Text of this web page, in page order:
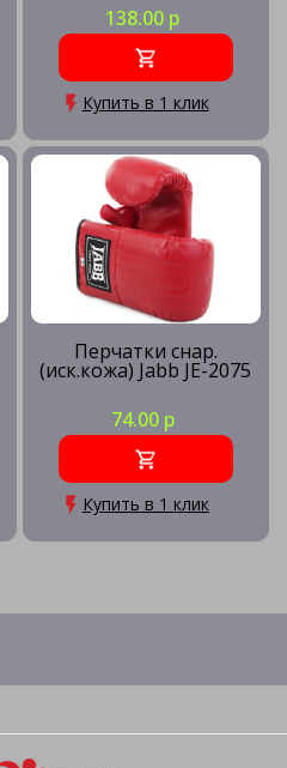
138.00 р
Купить в 1 клик
Перчатки снар.
(иск.кожа) Jabb JE-2075
74.00 р
Купить в 1 клик